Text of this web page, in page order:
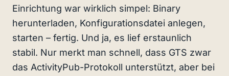
Einrichtung war wirklich simpel: Binary
herunterladen, Konfigurationsdatei anlegen,
starten – fertig. Und ja, es lief erstaunlich
stabil. Nur merkt man schnell, dass GTS zwar
das ActivityPub-Protokoll unterstützt, aber bei